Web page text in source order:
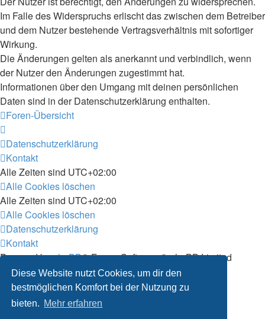
Diese Website nutzt Cookies, um dir den
bestmöglichen Komfort bei der Nutzung zu
bieten. Mehr erfahren
Im Falle des Widerspruchs erlischt das zwischen dem Betreiber
und dem Nutzer bestehende Vertragsverhältnis mit sofortiger
Wirkung.
Die Änderungen gelten als anerkannt und verbindlich, wenn
der Nutzer den Änderungen zugestimmt hat.
Informationen über den Umgang mit deinen persönlichen
Daten sind in der Datenschutzerklärung enthalten.
Foren-Übersicht
Datenschutzerklärung
Kontakt
Alle Zeiten sind UTC+02:00
Alle Cookies löschen
Alle Zeiten sind UTC+02:00
Alle Cookies löschen
Datenschutzerklärung
Kontakt
Powered byphpBB® Forum Software © phpBB Limited
Deutsche Übersetzung durchphpBB.de
Customized byWireSys
Datenschutz|Nutzungsbedingungen